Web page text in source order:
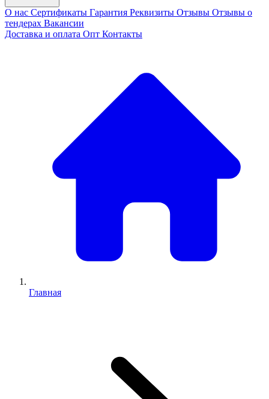
О нас Сертификаты Гарантия Реквизиты Отзывы Отзывы о
тендерах Вакансии
Доставка и оплата Опт Контакты
Главная